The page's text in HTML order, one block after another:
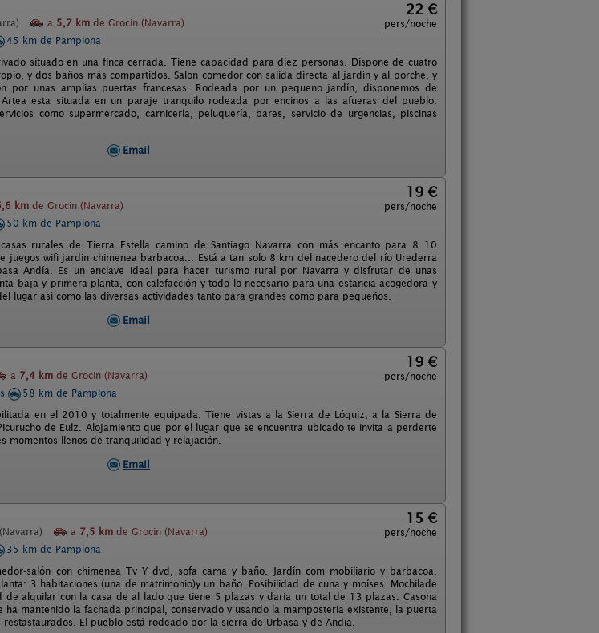
a 5,7 km de Grocin (Navarra)
22 €
pers/noche
45 km de Pamplona
situado en una finca cerrada. Tiene capacidad para diez personas. Dispone de cuatro
y dos baños más compartidos. Salon comedor con salida directa al jardín y al porche, y
por unas amplias puertas francesas. Rodeada por un pequeno jardín, disponemos de
esta situada en un paraje tranquilo rodeada por encinos a las afueras del pueblo.
como supermercado, carnicería, peluquería, bares, servicio de urgencias, piscinas
Email
km de Grocin (Navarra)
19 €
pers/noche
50 km de Pamplona
rurales de Tierra Estella camino de Santiago Navarra con más encanto para 8 10
juegos wifi jardín chimenea barbacoa... Está a tan solo 8 km del nacedero del río Urederra
Andía. Es un enclave ideal para hacer turismo rural por Navarra y disfrutar de unas
baja y primera planta, con calefacción y todo lo necesario para una estancia acogedora y
lugar así como las diversas actividades tanto para grandes como para pequeños.
Email
a 7,4 km de Grocin (Navarra)
19 €
pers/noche
58 km de Pamplona
en el 2010 y totalmente equipada. Tiene vistas a la Sierra de Lóquiz, a la Sierra de
de Eulz. Alojamiento que por el lugar que se encuentra ubicado te invita a perderte
momentos llenos de tranquilidad y relajación.
Email
(Navarra) a 7,5 km de Grocin (Navarra)
15 €
pers/noche
35 km de Pamplona
salón con chimenea Tv Y dvd, sofa cama y baño. Jardín com mobiliario y barbacoa.
3 habitaciones (una de matrimonio)y un baño. Posibilidad de cuna y moíses. Mochilade
de alquilar con la casa de al lado que tiene 5 plazas y daria un total de 13 plazas. Casona
ha mantenido la fachada principal, conservado y usando la mamposteria existente, la puerta
El pueblo está rodeado por la sierra de Urbasa y de Andia.